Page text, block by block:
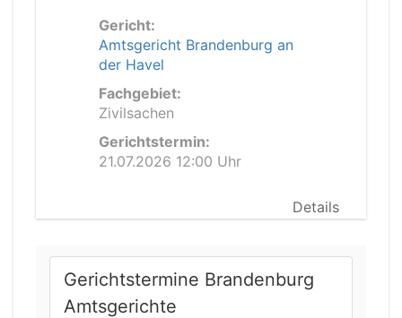
Gericht:
Amtsgericht Brandenburg an
der Havel
Fachgebiet:
Zivilsachen
Gerichtstermin:
21.07.2026 12:00 Uhr
Details
Gerichtstermine Brandenburg
Amtsgerichte